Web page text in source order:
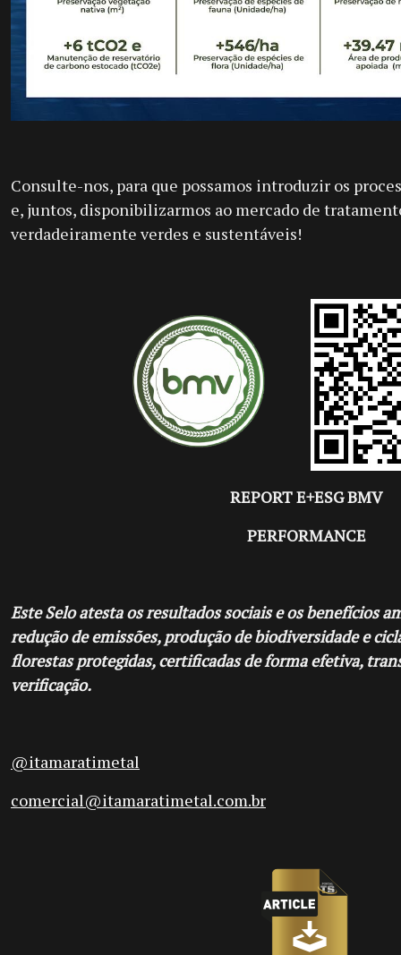
Consulte-nos, para que possamos introduzir os
e, juntos, disponibilizarmos ao mercado de
verdadeiramente verdes e sustentáveis!
REPORT E+ESG BMV
PERFORMANCE
Este Selo atesta os resultados sociais e os benefícios
redução de emissões, produção de biodiversidade e
florestas protegidas, certificadas de forma efetiva,
verificação.
@itamaratimetal
comercial@itamaratimetal.com.br